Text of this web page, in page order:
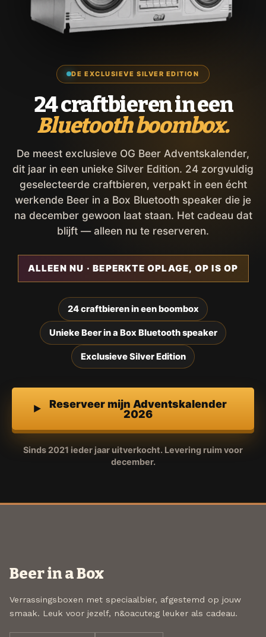
DE EXCLUSIEVE SILVER EDITION
24 craftbieren in een
Bluetooth boombox.
De meest exclusieve OG Beer Adventskalender,
dit jaar in een unieke Silver Edition. 24 zorgvuldig
geselecteerde craftbieren, verpakt in een écht
werkende Beer in a Box Bluetooth speaker die je
na december gewoon laat staan. Het cadeau dat
blijft — alleen nu te reserveren.
ALLEEN NU · BEPERKTE OPLAGE, OP IS OP
24 craftbieren in een boombox
Unieke Beer in a Box Bluetooth speaker
Exclusieve Silver Edition
Reserveer mijn Adventskalender
2026
Sinds 2021 ieder jaar uitverkocht. Levering ruim voor
december.
Beer in a Box
Verrassingsboxen met speciaalbier, afgestemd op jouw
smaak. Leuk voor jezelf, n&oacute;g leuker als cadeau.